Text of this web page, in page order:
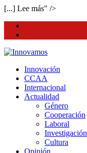
[...] Lee más" />
Innovación
CCAA
Internacional
Actualidad
Género
Cooperación
Laboral
Investigación
Cultura
Opinión